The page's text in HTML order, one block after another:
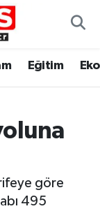
Eğitim
göre
495